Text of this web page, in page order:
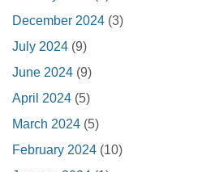
December 2024 (3)
July 2024 (9)
June 2024 (9)
April 2024 (5)
March 2024 (5)
February 2024 (10)